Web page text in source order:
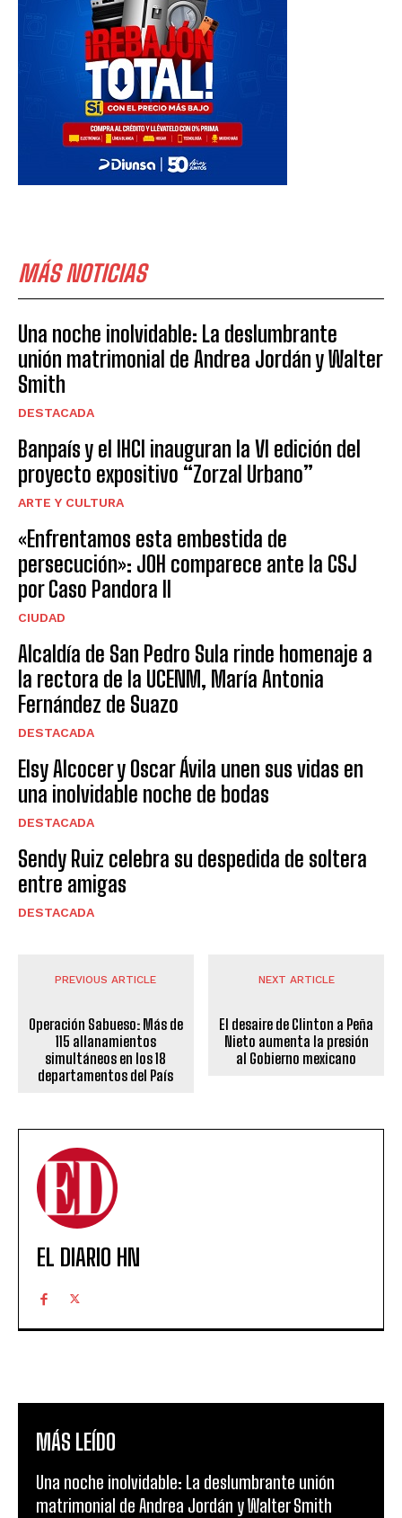
MÁS NOTICIAS
Una noche inolvidable: La deslumbrante
unión matrimonial de Andrea Jordán y Walter
Smith
DESTACADA
Banpaís y el IHCI inauguran la VI edición del
proyecto expositivo “Zorzal Urbano”
ARTE Y CULTURA
«Enfrentamos esta embestida de
persecución»: JOH comparece ante la CSJ
por Caso Pandora II
CIUDAD
Alcaldía de San Pedro Sula rinde homenaje a
la rectora de la UCENM, María Antonia
Fernández de Suazo
DESTACADA
Elsy Alcocer y Oscar Ávila unen sus vidas en
una inolvidable noche de bodas
DESTACADA
Sendy Ruiz celebra su despedida de soltera
entre amigas
DESTACADA
PREVIOUS ARTICLE
Operación Sabueso: Más de
115 allanamientos
simultáneos en los 18
departamentos del País
NEXT ARTICLE
El desaire de Clinton a Peña
Nieto aumenta la presión
al Gobierno mexicano
EL DIARIO HN
MÁS LEÍDO
Una noche inolvidable: La deslumbrante unión
matrimonial de Andrea Jordán y Walter Smith